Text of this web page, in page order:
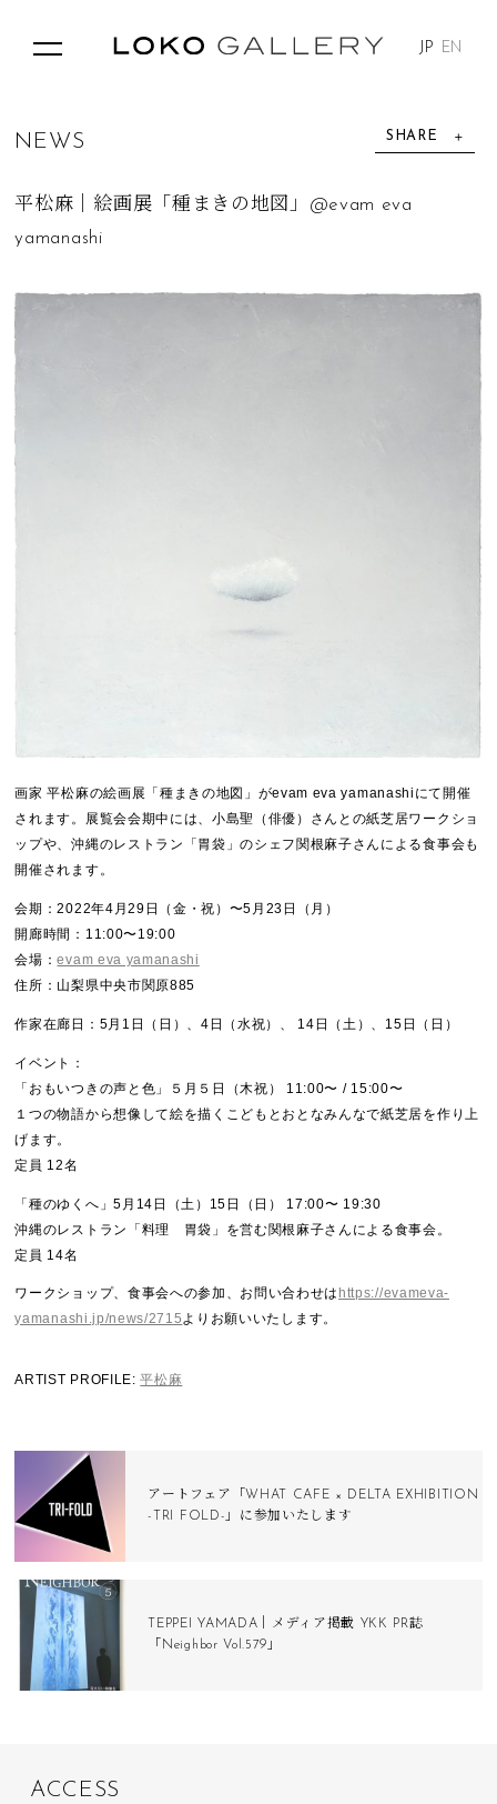
JP EN
SHARE
N E WS
平松麻｜絵画展「種まきの地図」@evam eva
yamanashi
画家 平松麻の絵画展「種まきの地図」がevam eva yamanashiにて開催
されます。展覧会会期中には、小島聖（俳優）さんとの紙芝居ワークショ
ップや、沖縄のレストラン「胃袋」のシェフ関根麻子さんによる食事会も
開催されます。
会期：2022年4月29日（金・祝）〜5月23日（月）
開廊時間：11:00〜19:00
会場：evam eva yamanashi
住所：山梨県中央市関原885
作家在廊日：5月1日（日）、4日（水祝）、 14日（土）、15日（日）
イベント：
「おもいつきの声と色」５月５日（木祝） 11:00〜 / 15:00〜
１つの物語から想像して絵を描くこどもとおとなみんなで紙芝居を作り上
げます。
定員 12名
「種のゆくへ」5月14日（土）15日（日） 17:00〜 19:30
沖縄のレストラン「料理 胃袋」を営む関根麻子さんによる食事会。
定員 14名
ワークショップ、食事会への参加、お問い合わせは https://evameva-
yamanashi.jp/news/2715よりお願いいたします。
ARTIST PROFILE:平松麻
アートフェア「WHAT CAFE × DELTA EXHIBITION
-TRI FOLD-」に参加いたします
TEPPEI YAMADA｜メディア掲載 YKK PR誌
「Neighbor Vol.579」
ACC ESS